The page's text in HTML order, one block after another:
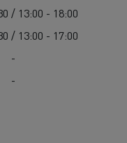
/ 13:00 - 18:00
/ 13:00 - 17:00
-
-